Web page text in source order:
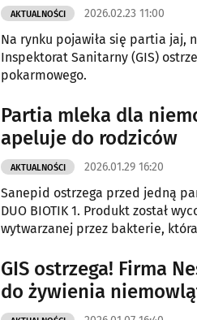
AKTUALNOŚCI 2026.02.23 11:00
Na rynku pojawiła się partia jaj,
Inspektorat Sanitarny (GIS)
pokarmowego.
Partia mleka dla
apeluje do rodziców
AKTUALNOŚCI 2026.01.29 16:20
Sanepid ostrzega przed jedną
DUO BIOTIK 1. Produkt został
wytwarzanej przez bakterie,
GIS ostrzega! Firma
do żywienia